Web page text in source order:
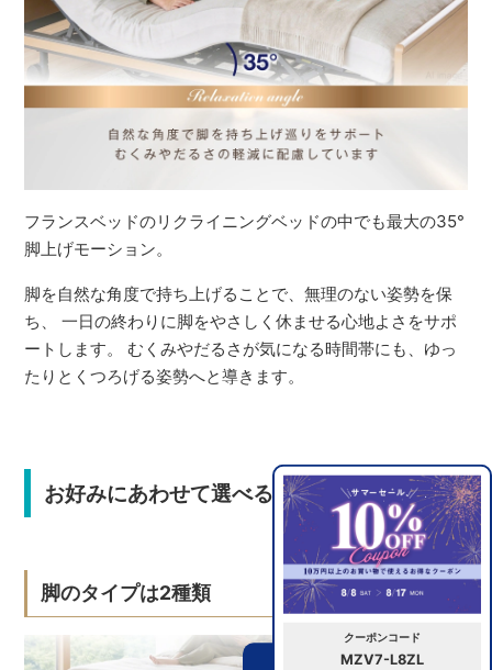
クーポンコード
MZV7-L8ZL
フランスベッドのリクライニングベッドの中でも最大の35°
脚上げモーション。
脚を自然な角度で持ち上げることで、無理のない姿勢を保
ち、 一日の終わりに脚をやさしく休ませる心地よさをサポ
ートします。 むくみやだるさが気になる時間帯にも、ゆっ
たりとくつろげる姿勢へと導きます。
お好みにあわせて選べるバリエーション
脚のタイプは2種類